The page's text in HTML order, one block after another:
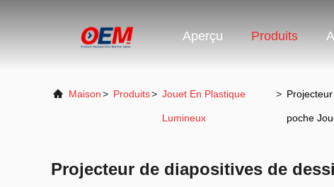
Aperçu Produits
Maison> Produits> Jouet En Plastique
Lumineux
>
poche
Projecteur de diapositives de